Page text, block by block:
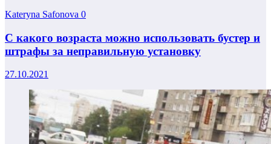
Kateryna Safonova 0
С какого возраста можно использовать бустер и
штрафы за неправильную установку
27.10.2021